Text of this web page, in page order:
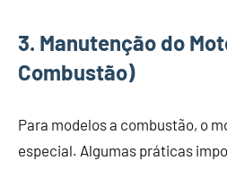
3. Manutenção do
Combustão)
Para modelos a combustão, o
especial. Algumas práticas